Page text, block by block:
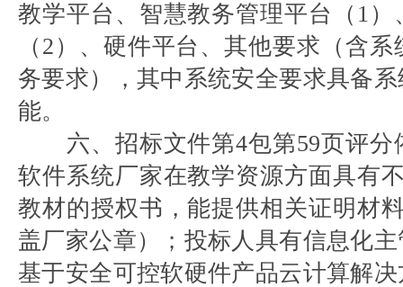
教学平台、智慧教务管理平台（1
（2）、硬件平台、其他要求（含
务要求），其中系统安全要求具备
能。
六、招标文件第4包第59页评
软件系统厂家在教学资源方面具有
教材的授权书，能提供相关证明材
盖厂家公章）；投标人具有信息化
基于安全可控软硬件产品云计算解